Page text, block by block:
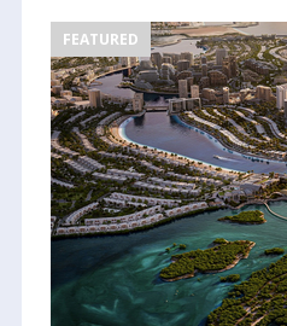
งนวัตกรรม Flash Storage สำหรับยุค AI ในงา
าศเปิดตัว SSD ซีรีส์ KIOXIA GP1 ที่มีความเ
FEATURED